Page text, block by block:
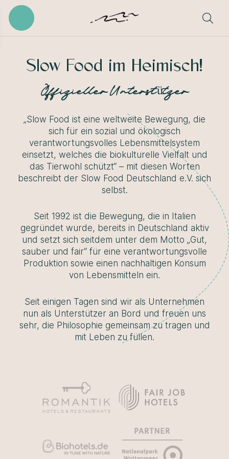
Slow Food im Heimisch!
Offizieller Unterstützer
„Slow Food ist eine weltweite Bewegung, die
sich für ein sozial und ökologisch
verantwortungsvolles Lebensmittelsystem
einsetzt, welches die biokulturelle Vielfalt und
das Tierwohl schützt“ – mit diesen Worten
beschreibt der Slow Food Deutschland e.V. sich
selbst.
Seit 1992 ist die Bewegung, die in Italien
gegründet wurde, bereits in Deutschland aktiv
und setzt sich seitdem unter dem Motto „Gut,
sauber und fair“ für eine verantwortungsvolle
Produktion sowie einen nachhaltigen Konsum
von Lebensmitteln ein.
Seit einigen Tagen sind wir als Unternehmen
nun als Unterstützer an Bord und freuen uns
sehr, die Philosophie gemeinsam zu tragen und
mit Leben zu füllen.